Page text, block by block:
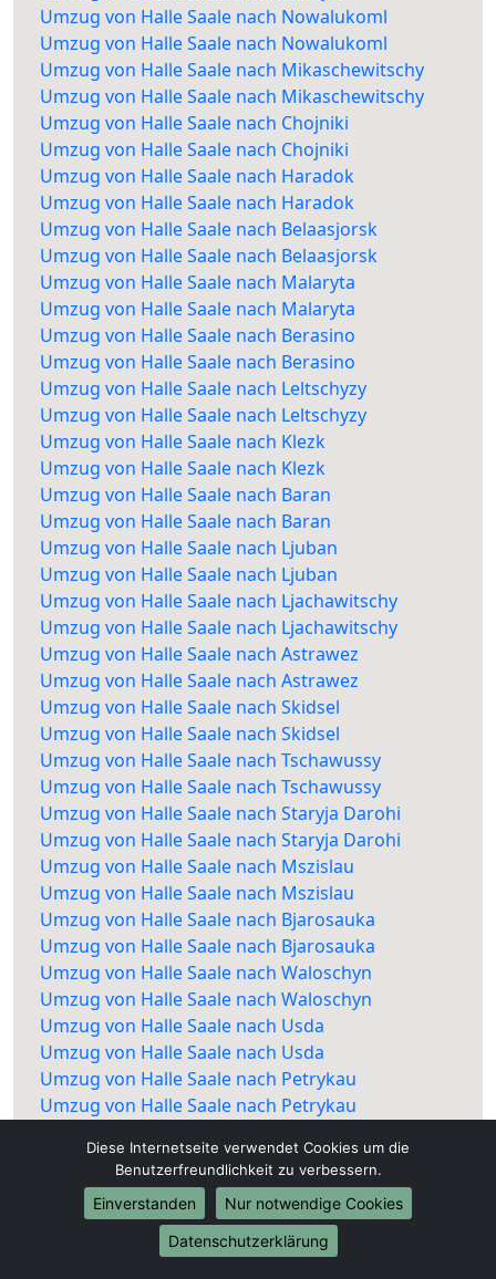
Umzug von Halle Saale nach Nowalukoml
Umzug von Halle Saale nach Nowalukoml
Umzug von Halle Saale nach Mikaschewitschy
Umzug von Halle Saale nach Mikaschewitschy
Umzug von Halle Saale nach Chojniki
Umzug von Halle Saale nach Chojniki
Umzug von Halle Saale nach Haradok
Umzug von Halle Saale nach Haradok
Umzug von Halle Saale nach Belaasjorsk
Umzug von Halle Saale nach Belaasjorsk
Umzug von Halle Saale nach Malaryta
Umzug von Halle Saale nach Malaryta
Umzug von Halle Saale nach Berasino
Umzug von Halle Saale nach Berasino
Umzug von Halle Saale nach Leltschyzy
Umzug von Halle Saale nach Leltschyzy
Umzug von Halle Saale nach Klezk
Umzug von Halle Saale nach Klezk
Umzug von Halle Saale nach Baran
Umzug von Halle Saale nach Baran
Umzug von Halle Saale nach Ljuban
Umzug von Halle Saale nach Ljuban
Umzug von Halle Saale nach Ljachawitschy
Umzug von Halle Saale nach Ljachawitschy
Umzug von Halle Saale nach Astrawez
Umzug von Halle Saale nach Astrawez
Umzug von Halle Saale nach Skidsel
Umzug von Halle Saale nach Skidsel
Umzug von Halle Saale nach Tschawussy
Umzug von Halle Saale nach Tschawussy
Umzug von Halle Saale nach Staryja Darohi
Umzug von Halle Saale nach Staryja Darohi
Umzug von Halle Saale nach Mszislau
Umzug von Halle Saale nach Mszislau
Umzug von Halle Saale nach Bjarosauka
Umzug von Halle Saale nach Bjarosauka
Umzug von Halle Saale nach Waloschyn
Umzug von Halle Saale nach Waloschyn
Umzug von Halle Saale nach Usda
Umzug von Halle Saale nach Usda
Umzug von Halle Saale nach Petrykau
Umzug von Halle Saale nach Petrykau
Diese Internetseite verwendet Cookies um die
Benutzerfreundlichkeit zu verbessern.
Einverstanden
Nur notwendige Cookies
Datenschutzerklärung